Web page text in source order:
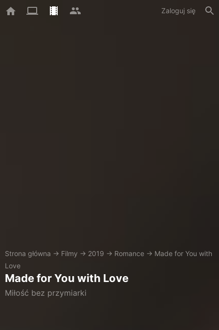
Zaloguj się
Strona główna → Filmy → 2019 → Romance → Made for You with
Love
Made for You with Love
Miłość bez przymiarki